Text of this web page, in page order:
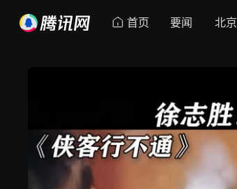
首页 要闻 北京